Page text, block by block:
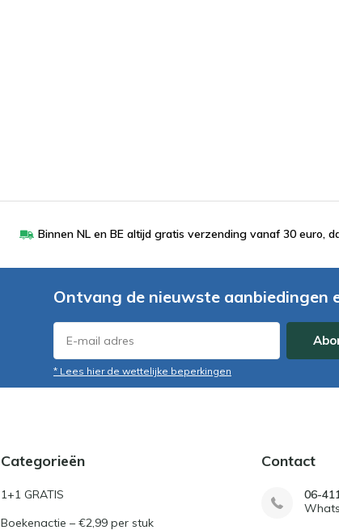
Binnen NL en BE altijd gratis verzending vanaf 30 euro,
Ontvang de nieuwste aanbiedingen
* Lees hier de wettelijke beperkingen
Categorieën
1+1 GRATIS
Boekenactie – €2,99 per stuk
Contact
06-